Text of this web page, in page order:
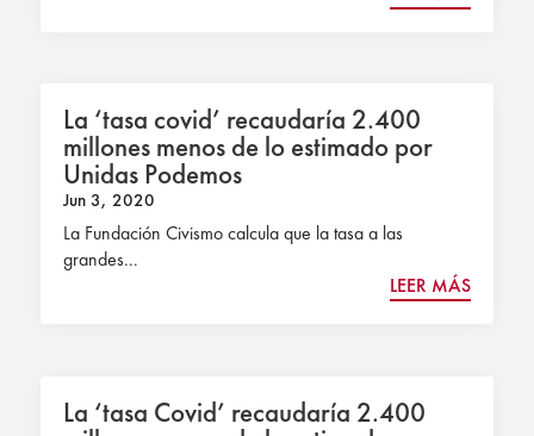
La ‘tasa covid’ recaudaría 2.400
millones menos de lo estimado por
Unidas Podemos
Jun 3, 2020
La Fundación Civismo calcula que la tasa a las
grandes...
LEER MÁS
La ‘tasa Covid’ recaudaría 2.400